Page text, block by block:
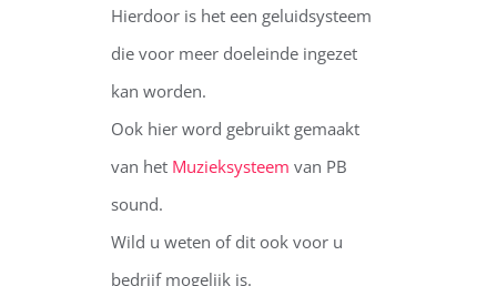
Hierdoor is het een geluidsysteem
die voor meer doeleinde ingezet
kan worden.
Ook hier word gebruikt gemaakt
van het Muzieksysteem van PB
sound.
Wild u weten of dit ook voor u
bedrijf mogelijk is.